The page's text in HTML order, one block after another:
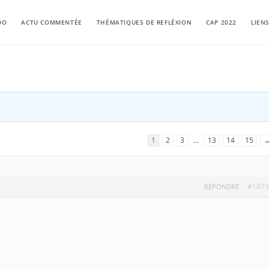
ACTU COMMENTÉE THÉMATIQUES DE REFLÉXION CAP 2022
1 2 3 … 13 14 15 →
#1873
RÉPONDRE